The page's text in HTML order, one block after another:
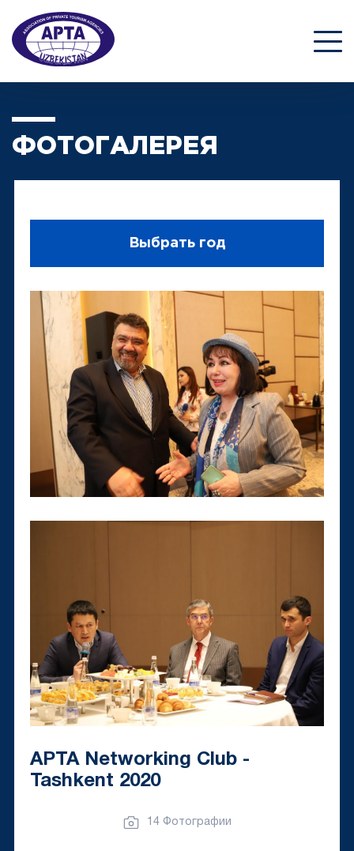
ФОТОГАЛЕРЕЯ
APTA Networking Club -
Tashkent 2020
14 Фотографии
Выбрать год